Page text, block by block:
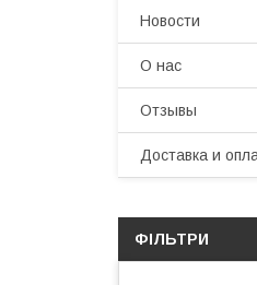
Новости
О нас
Отзывы
Доставка и
ФІЛЬТРИ